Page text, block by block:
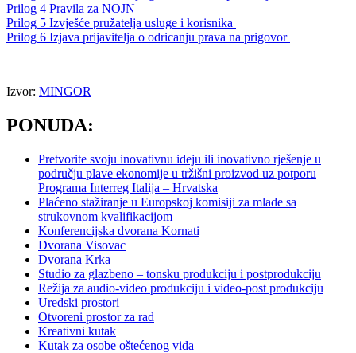
Prilog 4 Pravila za NOJN
Prilog 5 Izvješće pružatelja usluge i korisnika
Prilog 6 Izjava prijavitelja o odricanju prava na prigovor
Izvor: MINGOR
PONUDA:
Pretvorite svoju inovativnu ideju ili inovativno rješenje u
području plave ekonomije u tržišni proizvod uz potporu
Programa Interreg Italija – Hrvatska
Plaćeno stažiranje u Europskoj komisiji za mlade sa
strukovnom kvalifikacijom
Konferencijska dvorana Kornati
Dvorana Visovac
Dvorana Krka
Studio za glazbeno – tonsku produkciju i postprodukciju
Režija za audio-video produkciju i video-post produkciju
Uredski prostori
Otvoreni prostor za rad
Kreativni kutak
Kutak za osobe oštećenog vida